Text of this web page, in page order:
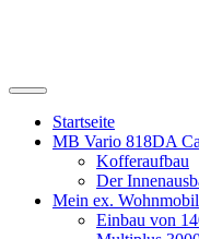
Suchfeld
ein-/ausblenden
Startseite
MB Vario 818DA
Kofferaufbau
Der
Mein ex. Wohnmobil
Einbau von